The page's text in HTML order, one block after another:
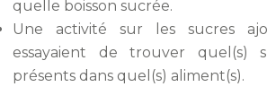
quelle boisson sucrée.
Une activité sur les sucres
essayaient de trouver quel(s)
présents dans quel(s) aliment(s).